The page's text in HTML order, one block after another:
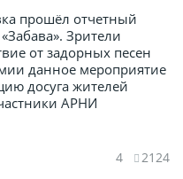
прошёл отчетный
Зрители
от задорных песен
данное мероприятие
досуга жителей
АРНИ
4 2124